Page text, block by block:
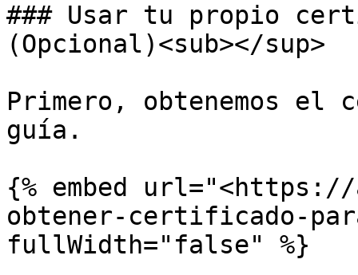
### Usar tu propio
(Opcional)<sub></sup>
Primero, obtenemos
guía.
{% embed
obtener-certificado-
fullWidth="false" %}